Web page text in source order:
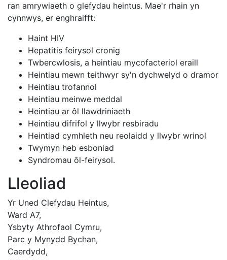
ran amrywiaeth o glefydau heintus. Mae'r rhain yn
cynnwys, er enghraifft:
Haint HIV
Hepatitis feirysol cronig
Twbercwlosis, a heintiau mycofacteriol eraill
Heintiau mewn teithwyr sy'n dychwelyd o dramor
Heintiau trofannol
Heintiau meinwe meddal
Heintiau ar ôl llawdriniaeth
Heintiau difrifol y llwybr resbiradu
Heintiad cymhleth neu reolaidd y llwybr wrinol
Twymyn heb esboniad
Syndromau ôl-feirysol.
Lleoliad
Yr Uned Clefydau Heintus,
Ward A7,
Ysbyty Athrofaol Cymru,
Parc y Mynydd Bychan,
Caerdydd,